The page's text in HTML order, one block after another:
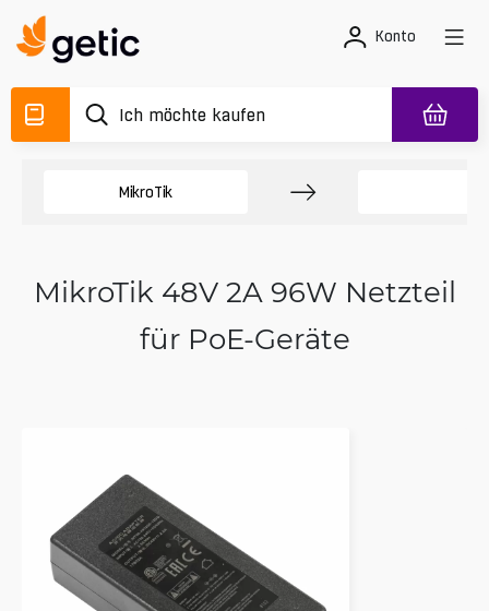
Konto
MikroTik
MikroTik 48V 2A 96W Netzteil
für PoE-Geräte